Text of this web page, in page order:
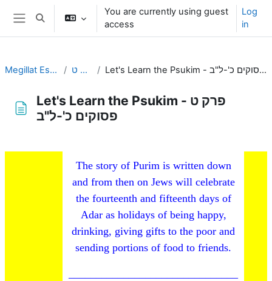
Skip to main content
Side panel
Toggle search input
You are currently using guest
access
Log
in
Megillat Esther פרק ט Let's Learn the Psukim - פרק ט פסוקים כ'-ל"ב
Let's Learn the Psukim - פרק ט
פסוקים כ'-ל"ב
The story of Purim is written down
and from then on Jews will celebrate
the fourteenth and fifteenth days of
Adar as holidays of being happy,
drinking, giving gifts to the poor and
sending portions of food to friends.